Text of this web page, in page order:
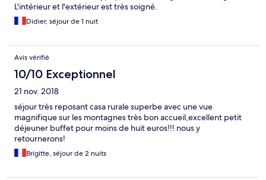
L'intérieur et l'extérieur est très soigné.
Didier, séjour de 1 nuit
Avis vérifié
10/10 Exceptionnel
21 nov. 2018
séjour très reposant casa rurale superbe avec une vue
magnifique sur les montagnes très bon accueil,excellent petit
déjeuner buffet pour moins de huit euros!!! nous y
retournerons!
Brigitte, séjour de 2 nuits